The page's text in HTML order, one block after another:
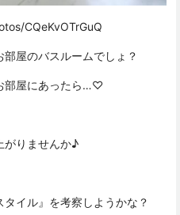
CQeKvOTrGuQ
屋のバスルームでしょ？
部屋にあったら…♡
がりませんか♪
イル』を考察しようかな？